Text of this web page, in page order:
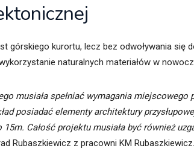
górskiego kurortu, lecz bez odwoływania się
wykorzystanie naturalnych materiałów w
musiała spełniać wymagania miejscowego
posiadać elementy architektury
Całość projektu musiała być również
Rubaszkiewicz z pracowni KM Rubaszkiewicz.